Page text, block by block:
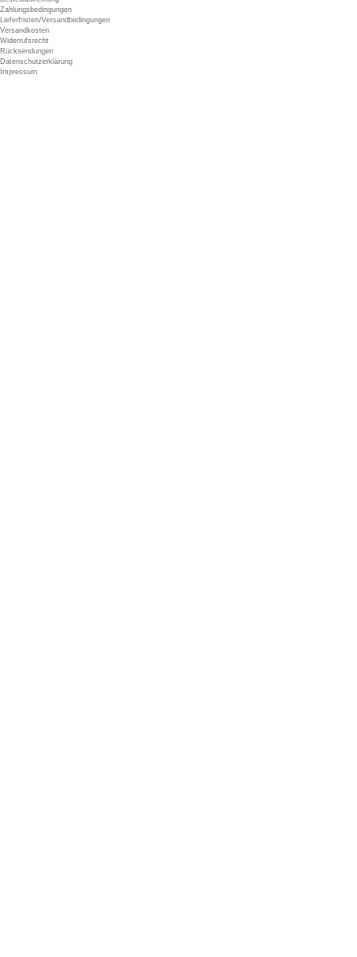
Zahlungsbedingungen
Lieferfristen/Versandbedingungen
Versandkosten
Widerrufsrecht
Rücksendungen
Datenschutzerklärung
Impressum